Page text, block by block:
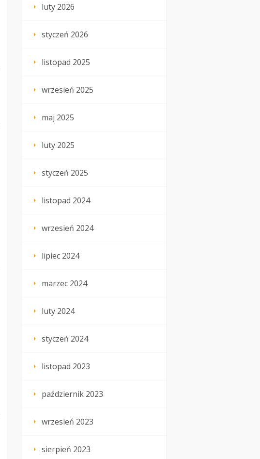
luty 2026
styczeń 2026
listopad 2025
wrzesień 2025
maj 2025
luty 2025
styczeń 2025
listopad 2024
wrzesień 2024
lipiec 2024
marzec 2024
luty 2024
styczeń 2024
listopad 2023
październik 2023
wrzesień 2023
sierpień 2023